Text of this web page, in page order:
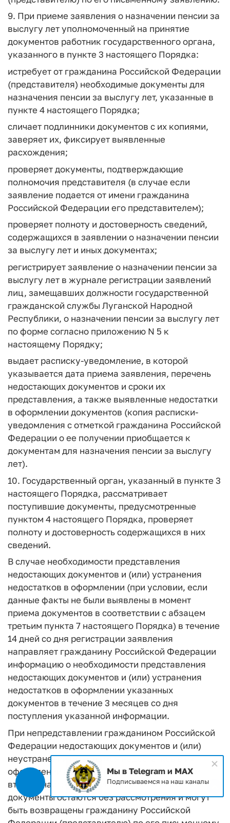
9. При приеме заявления о назначении пенсии за
выслугу лет уполномоченный на принятие
документов работник государственного органа,
указанного в пункте 3 настоящего Порядка:
истребует от гражданина Российской Федерации
(представителя) необходимые документы для
назначения пенсии за выслугу лет, указанные в
пункте 4 настоящего Порядка;
сличает подлинники документов с их копиями,
заверяет их, фиксирует выявленные
расхождения;
проверяет документы, подтверждающие
полномочия представителя (в случае если
заявление подается от имени гражданина
Российской Федерации его представителем);
проверяет полноту и достоверность сведений,
содержащихся в заявлении о назначении пенсии
за выслугу лет и иных документах;
регистрирует заявление о назначении пенсии за
выслугу лет в журнале регистрации заявлений
лиц, замещавших должности государственной
гражданской службы Луганской Народной
Республики, о назначении пенсии за выслугу лет
по форме согласно приложению N 5 к
настоящему Порядку;
выдает расписку-уведомление, в которой
указывается дата приема заявления, перечень
недостающих документов и сроки их
представления, а также выявленные недостатки
в оформлении документов (копия расписки-
уведомления с отметкой гражданина Российской
Федерации о ее получении приобщается к
документам для назначения пенсии за выслугу
лет).
10. Государственный орган, указанный в пункте 3
настоящего Порядка, рассматривает
поступившие документы, предусмотренные
пунктом 4 настоящего Порядка, проверяет
полноту и достоверность содержащихся в них
сведений.
В случае необходимости представления
недостающих документов и (или) устранения
недостатков в оформлении (при условии, если
данные факты не были выявлены в момент
приема документов в соответствии с абзацем
третьим пункта 7 настоящего Порядка) в течение
14 дней со дня регистрации заявления
направляет гражданину Российской Федерации
информацию о необходимости представления
недостающих документов и (или) устранения
недостатков в оформлении указанных
документов в течение 3 месяцев со дня
поступления указанной информации.
При непредставлении гражданином Российской
Федерации недостающих документов и (или)
неустранении имеющихся недостатков в их
оформлении в срок, установленный абзацем
вторым настоящего пункта, заявление и
документы остаются без рассмотрения и могут
быть возвращены гражданину Российской
Мы в Telegram и MAX
Подписываемся на наш каналы